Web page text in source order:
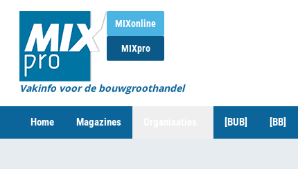
MIXonline
MIXpro
Vakinfo voor de bouwgroothandel
Home Magazines [BUB] [BB]